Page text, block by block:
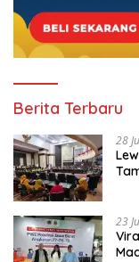
Berita Terbaru
28
23